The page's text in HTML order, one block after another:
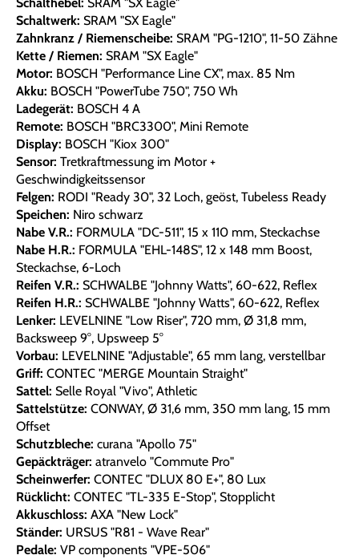
Schaltwerk: SRAM "SX Eagle"
Zahnkranz / Riemenscheibe: SRAM "PG-1210", 11-50 Zähne
Kette / Riemen: SRAM "SX Eagle"
Motor: BOSCH "Performance Line CX", max. 85 Nm
Akku: BOSCH "PowerTube 750", 750 Wh
Ladegerät: BOSCH 4 A
Remote: BOSCH "BRC3300", Mini Remote
Display: BOSCH "Kiox 300"
Sensor: Tretkraftmessung im Motor +
Geschwindigkeitssensor
Felgen: RODI "Ready 30", 32 Loch, geöst, Tubeless Ready
Speichen: Niro schwarz
Nabe V.R.: FORMULA "DC-511", 15 x 110 mm, Steckachse
Nabe H.R.: FORMULA "EHL-148S", 12 x 148 mm Boost,
Steckachse, 6-Loch
Reifen V.R.: SCHWALBE "Johnny Watts", 60-622, Reflex
Reifen H.R.: SCHWALBE "Johnny Watts", 60-622, Reflex
Lenker: LEVELNINE "Low Riser", 720 mm, Ø 31,8 mm,
Backsweep 9°, Upsweep 5°
Vorbau: LEVELNINE "Adjustable", 65 mm lang, verstellbar
Griff: CONTEC "MERGE Mountain Straight"
Sattel: Selle Royal "Vivo", Athletic
Sattelstütze: CONWAY, Ø 31,6 mm, 350 mm lang, 15 mm
Offset
Schutzbleche: curana "Apollo 75"
Gepäckträger: atranvelo "Commute Pro"
Scheinwerfer: CONTEC "DLUX 80 E+", 80 Lux
Rücklicht: CONTEC "TL-335 E-Stop", Stopplicht
Akkuschloss: AXA "New Lock"
Ständer: URSUS "R81 - Wave Rear"
Pedale: VP components "VPE-506"